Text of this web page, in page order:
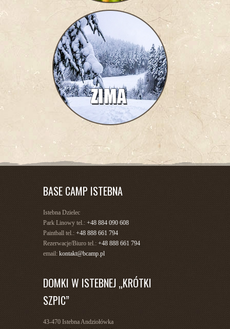
BASE CAMP ISTEBNA
Istebna Dzielec
Park Linowy tel.: +48 884 090 608
Paintball tel.: +48 888 661 794
Rezerwacje/Biuro tel.: +48 888 661 794
email: kontakt@bcamp.pl
DOMKI W ISTEBNEJ „KRÓTKI
SZPIC”
43-470 Istebna Andziołówka